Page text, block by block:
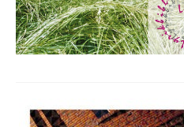
Start
LYRIK:POST